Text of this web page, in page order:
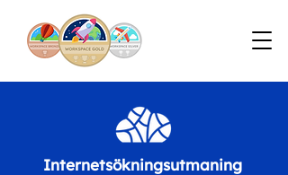
Internetsökningsutmaning